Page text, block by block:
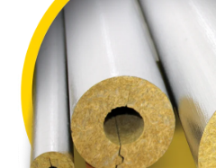
Podlahové kúrenie
Ventily a armatúry
Meranie a regulácia
Kúrenie a chladenie